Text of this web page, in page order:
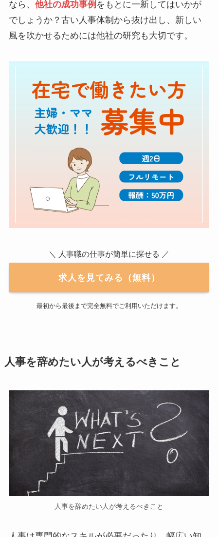
なら、 他社の成功事例 をもとに一新してはいかが
でしょうか？古い人事体制から抜け出し、新しい
風を吹かせるためには他社の研究も大切です。
＼ 人事職の仕事が簡単に探せる ／
求人を見てみる（無料）
最初から最後まで完全無料でご利用いただけます。
人事を辞めたい人が考えるべきこと
人事を辞めたい人が考えるべきこと